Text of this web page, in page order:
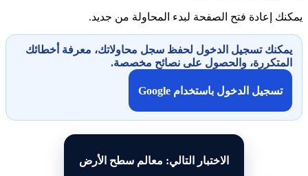
يمكنك إعادة فتح الصفحة لبدء المحاولة من جديد.
يمكنك تسجيل الدخول لحفظ سجل محاولاتك، معرفة أخطائك
المتكررة، والحصول على نصائح مخصصة.
تسجيل الدخول باستخدام Google
الاختبار التالي: معالم سطح الأرض